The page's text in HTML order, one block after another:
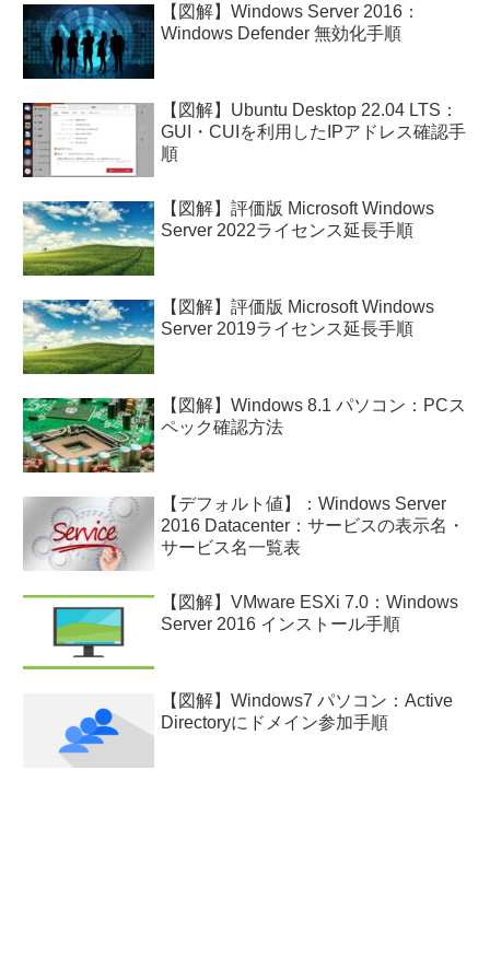
【図解】Windows Server 2016：
Windows Defender 無効化手順
【図解】Ubuntu Desktop 22.04 LTS：
GUI・CUIを利用したIPアドレス確認手
順
【図解】評価版 Microsoft Windows
Server 2022ライセンス延長手順
【図解】評価版 Microsoft Windows
Server 2019ライセンス延長手順
【図解】Windows 8.1 パソコン：PCス
ペック確認方法
【デフォルト値】：Windows Server
2016 Datacenter：サービスの表示名・
サービス名一覧表
【図解】VMware ESXi 7.0：Windows
Server 2016 インストール手順
【図解】Windows7 パソコン：Active
Directoryにドメイン参加手順